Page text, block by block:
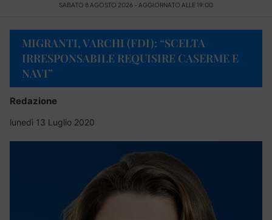
SABATO 8 AGOSTO 2026 - AGGIORNATO ALLE 19:00
MIGRANTI, VARCHI (FDI): “SCELTA
IRRESPONSABILE REQUISIRE CASERME E
NAVI”
Redazione
lunedì 13 Luglio 2020